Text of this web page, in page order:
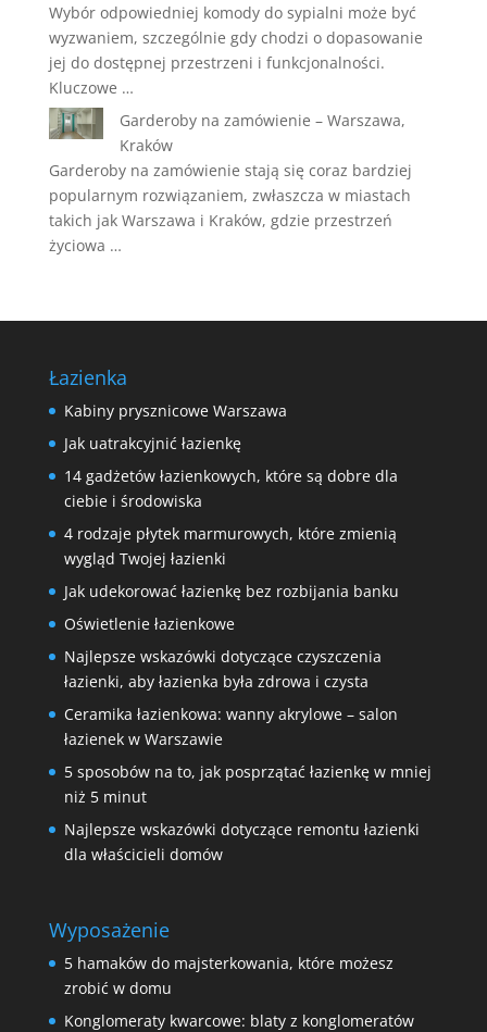
Wybór odpowiedniej komody do sypialni może być
wyzwaniem, szczególnie gdy chodzi o dopasowanie
jej do dostępnej przestrzeni i funkcjonalności.
Kluczowe …
Garderoby na zamówienie – Warszawa,
Kraków
Garderoby na zamówienie stają się coraz bardziej
popularnym rozwiązaniem, zwłaszcza w miastach
takich jak Warszawa i Kraków, gdzie przestrzeń
życiowa …
Łazienka
Kabiny prysznicowe Warszawa
Jak uatrakcyjnić łazienkę
14 gadżetów łazienkowych, które są dobre dla
ciebie i środowiska
4 rodzaje płytek marmurowych, które zmienią
wygląd Twojej łazienki
Jak udekorować łazienkę bez rozbijania banku
Oświetlenie łazienkowe
Najlepsze wskazówki dotyczące czyszczenia
łazienki, aby łazienka była zdrowa i czysta
Ceramika łazienkowa: wanny akrylowe – salon
łazienek w Warszawie
5 sposobów na to, jak posprzątać łazienkę w mniej
niż 5 minut
Najlepsze wskazówki dotyczące remontu łazienki
dla właścicieli domów
Wyposażenie
5 hamaków do majsterkowania, które możesz
zrobić w domu
Konglomeraty kwarcowe: blaty z konglomeratów